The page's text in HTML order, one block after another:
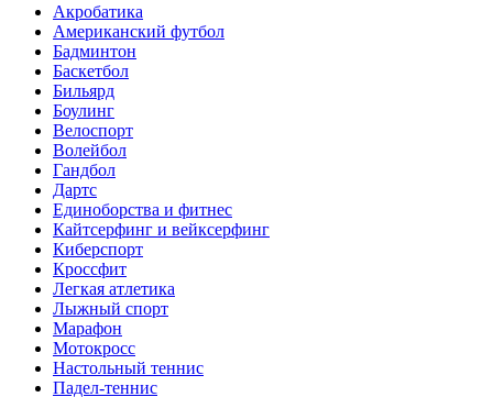
Акробатика
Американский футбол
Бадминтон
Баскетбол
Бильярд
Боулинг
Велоспорт
Волейбол
Гандбол
Дартс
Единоборства и фитнес
Кайтсерфинг и вейксерфинг
Киберспорт
Кроссфит
Легкая атлетика
Лыжный спорт
Марафон
Мотокросс
Настольный теннис
Падел-теннис